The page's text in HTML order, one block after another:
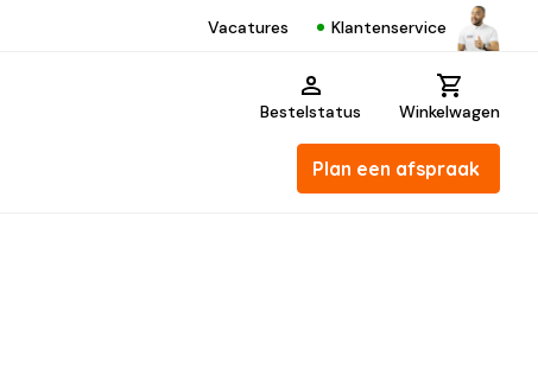
Vacatures Klantenservice
Bestelstatus Winkelwagen
Plan een afspraak